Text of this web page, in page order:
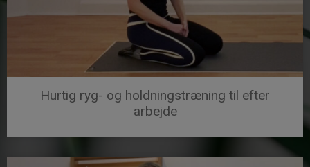
Hurtig ryg- og holdningstræning til efter
arbejde